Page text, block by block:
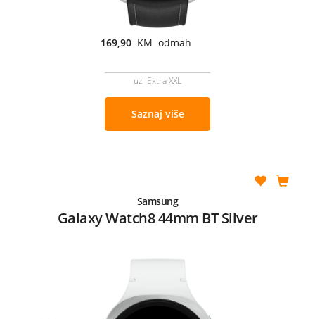
169,90 KM odmah
uz Extra XXL
Saznaj više
Samsung
Galaxy Watch8 44mm BT Silver